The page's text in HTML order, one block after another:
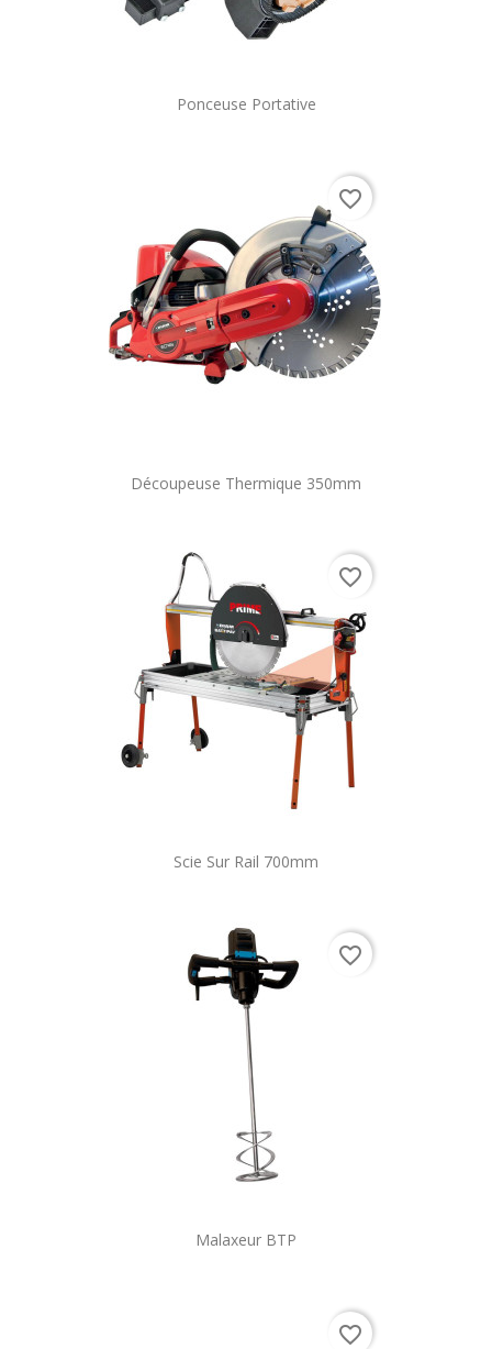
Ponceuse Portative
Découpeuse Thermique 350mm
favorite_border
Scie Sur Rail 700mm
favorite_border
Malaxeur BTP
favorite_border
favorite_border